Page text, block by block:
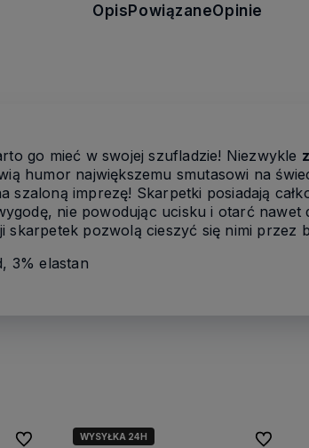
OpisPowiązaneOpinie
go mieć w swojej szufladzie! Niezwykle
humor największemu smutasowi na
szaloną imprezę! Skarpetki posiadają
nie powodując ucisku i otarć nawet
skarpetek pozwolą cieszyć się nimi przez
3% elastan
Do ulubionychWYSYŁKA 24H Do